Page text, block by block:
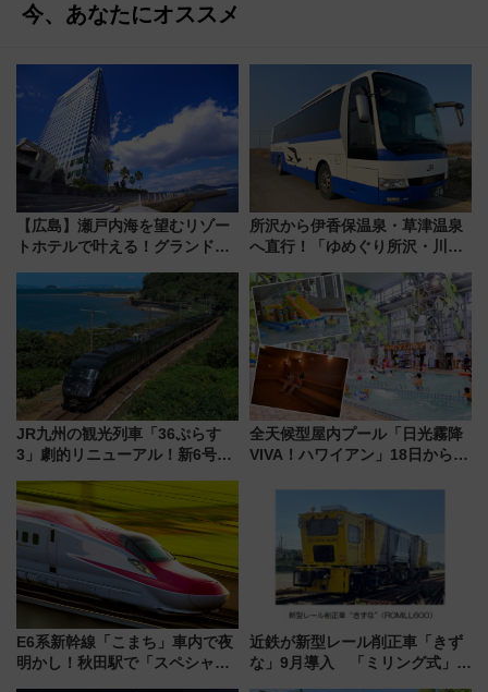
今、あなたにオススメ
【広島】瀬戸内海を望むリゾー
トホテルで叶える！グランドプ
ディング＆カジュアルパーティ
所沢から伊香保温泉・草津温泉
へ直行！「ゆめぐり所沢・川越
軽に 運行ダイヤ・運賃を解説
JR九州の観光列車「36ぷらす
3」劇的リニューアル！新6号車
別 “プレミアムランチ”導入･ル
ートや価格など解説
全天候型屋内プール「日光霧降
VIVA！ハワイアン」18日から営
代が一日中楽しる夏のリゾート
を楽しんで
E6系新幹線「こまち」車内で夜
明かし！秋田駅で「スペシャル
近鉄が新型レール削正車「きず
な」9月導入 「ミリング式」採